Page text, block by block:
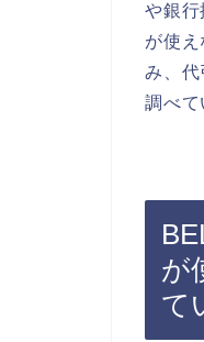
や銀行
が使
み、
調べて
が
て